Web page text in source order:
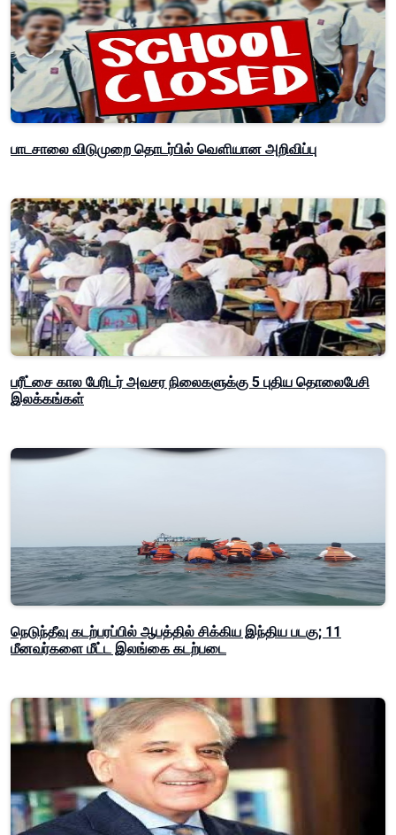
பாடசாலை விடுமுறை தொடர்பில் வௌியான அறிவிப்பு
பரீட்சை கால பேரிடர் அவசர நிலைகளுக்கு 5 புதிய தொலைபேசி
இலக்கங்கள்
நெடுந்தீவு கடற்பரப்பில் ஆபத்தில் சிக்கிய இந்திய படகு; 11
மீனவர்களை மீட்ட இலங்கை கடற்படை